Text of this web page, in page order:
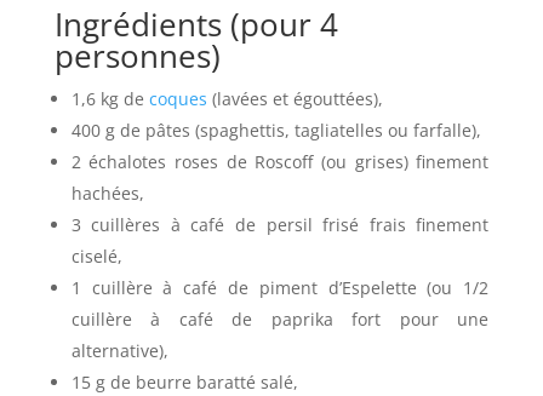
Ingrédients (pour 4
personnes)
1,6 kg de coques (lavées et égouttées),
400 g de pâtes (spaghettis, tagliatelles ou farfalle),
2 échalotes roses de Roscoff (ou grises) finement
hachées,
3 cuillères à café de persil frisé frais finement
ciselé,
1 cuillère à café de piment d’Espelette (ou 1/2
cuillère à café de paprika fort pour une
alternative),
15 g de beurre baratté salé,